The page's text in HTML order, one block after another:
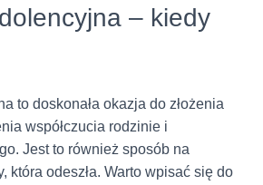
– kiedy
to doskonała okazja do złożenia
współczucia rodzinie i
Jest to również sposób na
która odeszła. Warto wpisać się do